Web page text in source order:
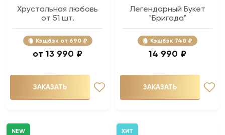
Хрустальная любовь
от 51 шт.
Кэшбэк 690 ₽
13 990 ₽
ЗАКАЗАТЬ
Легендарный Букет
"Бригада"
Кэшбэк 740 ₽
14 990 ₽
ЗАКАЗАТЬ
NEW ХИТ